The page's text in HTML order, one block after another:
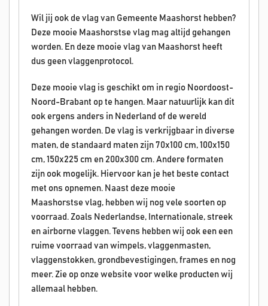
Wil jij ook de vlag van Gemeente Maashorst hebben?
Deze mooie Maashorstse vlag mag altijd gehangen
worden. En deze mooie vlag van Maashorst heeft
dus geen vlaggenprotocol.
Deze mooie vlag is geschikt om in regio Noordoost-
Noord-Brabant op te hangen. Maar natuurlijk kan dit
ook ergens anders in Nederland of de wereld
gehangen worden. De vlag is verkrijgbaar in diverse
maten, de standaard maten zijn 70x100 cm, 100x150
cm, 150x225 cm en 200x300 cm. Andere formaten
zijn ook mogelijk. Hiervoor kan je het beste contact
met ons opnemen. Naast deze mooie
Maashorstse vlag, hebben wij nog vele soorten op
voorraad. Zoals Nederlandse, Internationale, streek
en airborne vlaggen. Tevens hebben wij ook een een
ruime voorraad van wimpels, vlaggenmasten,
vlaggenstokken, grondbevestigingen, frames en nog
meer. Zie op onze website voor welke producten wij
allemaal hebben.